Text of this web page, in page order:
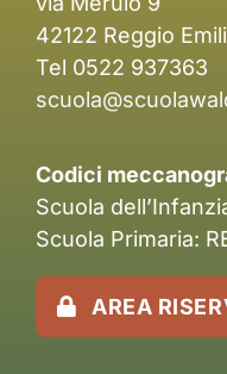
42122 Reggio
Tel 0522 937363
Codici
Scuola
Scuola Primaria:
AREA